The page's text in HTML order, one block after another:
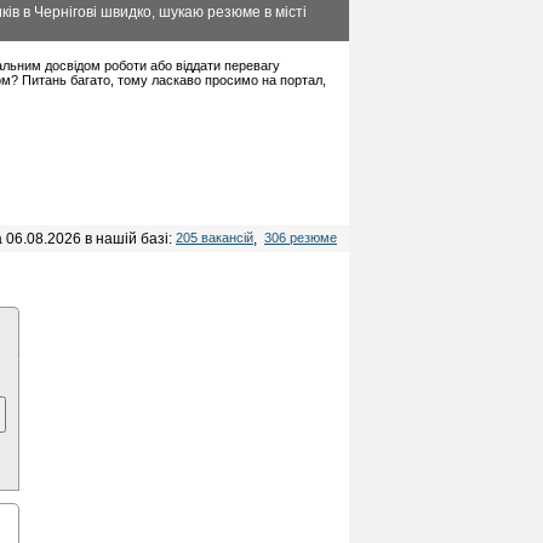
в Чернігові швидко, шукаю резюме в місті
досвідом роботи або віддати перевагу
Питань багато, тому ласкаво просимо на портал,
06.08.2026 в нашій базі: 205 вакансій, 306 резюме